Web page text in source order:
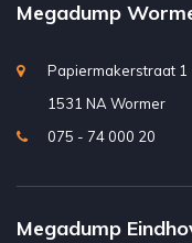
Megadump
Papiermakerstraat 1
1531 NA Wormer
075 - 74 000 20
Megadump